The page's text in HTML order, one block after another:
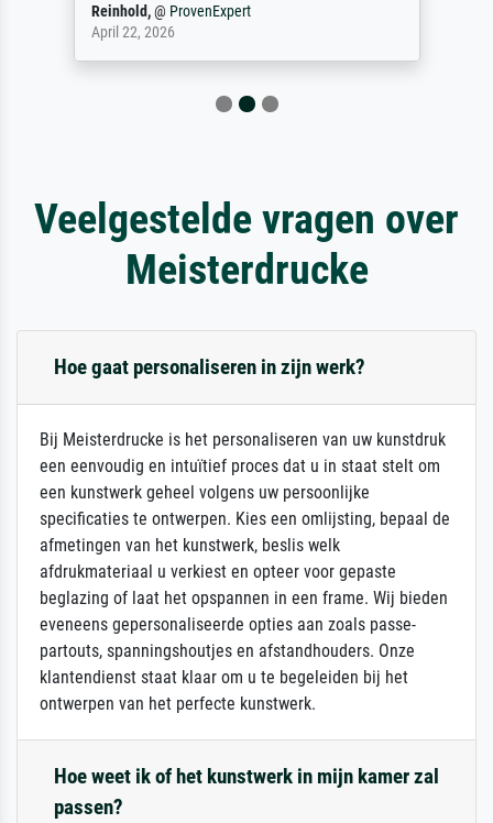
Reinhold,@ ProvenExpert
April 22, 2026
Veelgestelde vragen over
Meisterdrucke
Hoe gaat personaliseren in zijn werk?
Bij Meisterdrucke is het personaliseren van uw kunstdruk
een eenvoudig en intuïtief proces dat u in staat stelt om
een kunstwerk geheel volgens uw persoonlijke
specificaties te ontwerpen. Kies een omlijsting, bepaal de
afmetingen van het kunstwerk, beslis welk
afdrukmateriaal u verkiest en opteer voor gepaste
beglazing of laat het opspannen in een frame. Wij bieden
eveneens gepersonaliseerde opties aan zoals passe-
partouts, spanningshoutjes en afstandhouders. Onze
klantendienst staat klaar om u te begeleiden bij het
ontwerpen van het perfecte kunstwerk.
Hoe weet ik of het kunstwerk in mijn kamer zal
passen?